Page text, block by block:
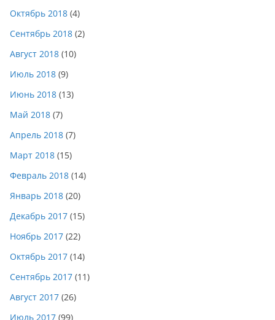
Октябрь 2018 (4)
Сентябрь 2018 (2)
Август 2018 (10)
Июль 2018 (9)
Июнь 2018 (13)
Май 2018 (7)
Апрель 2018 (7)
Март 2018 (15)
Февраль 2018 (14)
Январь 2018 (20)
Декабрь 2017 (15)
Ноябрь 2017 (22)
Октябрь 2017 (14)
Сентябрь 2017 (11)
Август 2017 (26)
Июль 2017 (99)